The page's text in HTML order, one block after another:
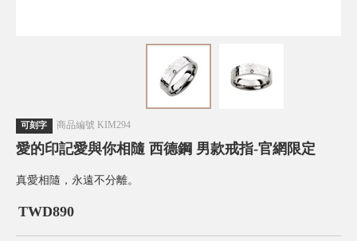
可刻字 商品編號 KIM294
愛的印記愛與你相隨 西德鋼 男款戒指-官網限定
真愛相隨，永遠不分離。
TWD890